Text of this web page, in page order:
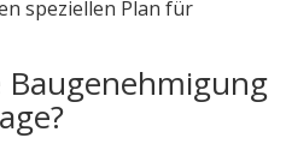
speziellen Plan für
Baugenehmigung